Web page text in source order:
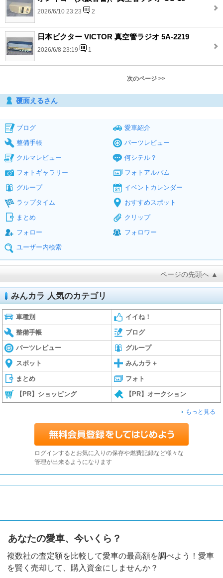
2026/6/10 23:23 2
日本ビクター VICTOR 真空管ラジオ 5A-2219
2026/6/8 23:19 1
次のページ >>
覆面えるさん
ブログ
愛車紹介
整備手帳
パーツレビュー
クルマレビュー
何シテル？
フォトギャラリー
フォトアルバム
グループ
イベントカレンダー
ラップタイム
おすすめスポット
まとめ
クリップ
フォロー
フォロワー
ユーザー内検索
ページの先頭へ ▲
みんカラ 人気のカテゴリ
車種別 イイね！
整備手帳 ブログ
パーツレビュー グループ
スポット みんカラ＋
まとめ フォト
【PR】ショッピング 【PR】オークション
もっと見る
ログインするとお気に入りの保存や燃費記録など様々な
管理が出来るようになります
あなたの愛車、今いくら？
複数社の査定額を比較して愛車の最高額を調べよう！愛車
を賢く売却して、購入資金にしませんか？